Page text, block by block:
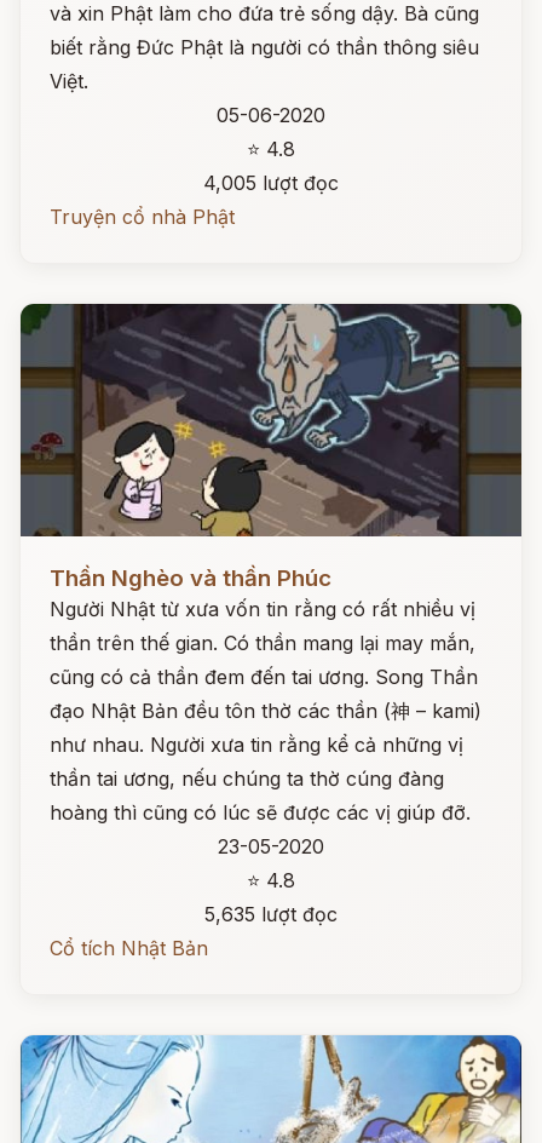
và xin Phật làm cho đứa trẻ sống dậy. Bà cũng
biết rằng Đức Phật là người có thần thông siêu
Việt.
05-06-2020
⭐ 4.8
4,005 lượt đọc
Truyện cổ nhà Phật
Đọc ngay
Thần Nghèo và thần Phúc
Người Nhật từ xưa vốn tin rằng có rất nhiều vị
thần trên thế gian. Có thần mang lại may mắn,
cũng có cả thần đem đến tai ương. Song Thần
đạo Nhật Bản đều tôn thờ các thần (神 – kami)
như nhau. Người xưa tin rằng kể cả những vị
thần tai ương, nếu chúng ta thờ cúng đàng
hoàng thì cũng có lúc sẽ được các vị giúp đỡ.
23-05-2020
⭐ 4.8
5,635 lượt đọc
Cổ tích Nhật Bản